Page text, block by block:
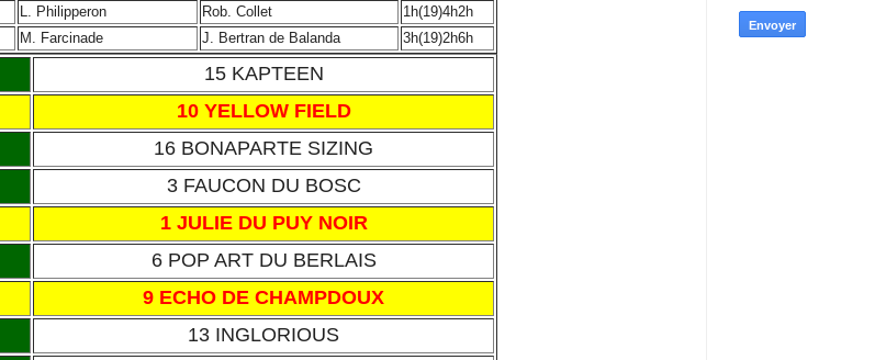
L. Philipperon Rob. Collet
1h(19)4h2h
M. Farcinade J. Bertran de Balanda 3h(19)2h6h
15 KAPTEEN
10 YELLOW FIELD
16 BONAPARTE SIZING
3 FAUCON DU BOSC
1 JULIE DU PUY NOIR
6 POP ART DU BERLAIS
9 ECHO DE CHAMPDOUX
13 INGLORIOUS